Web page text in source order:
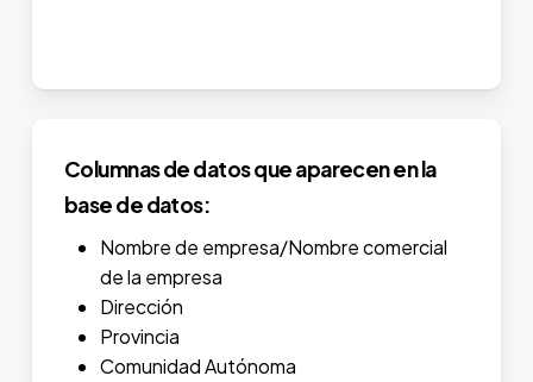
Columnas de datos que aparecen en la
base de datos:
Nombre de empresa/Nombre comercial
de la empresa
Dirección
Provincia
Comunidad Autónoma